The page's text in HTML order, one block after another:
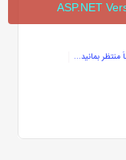
بمانید...
ASP.NET